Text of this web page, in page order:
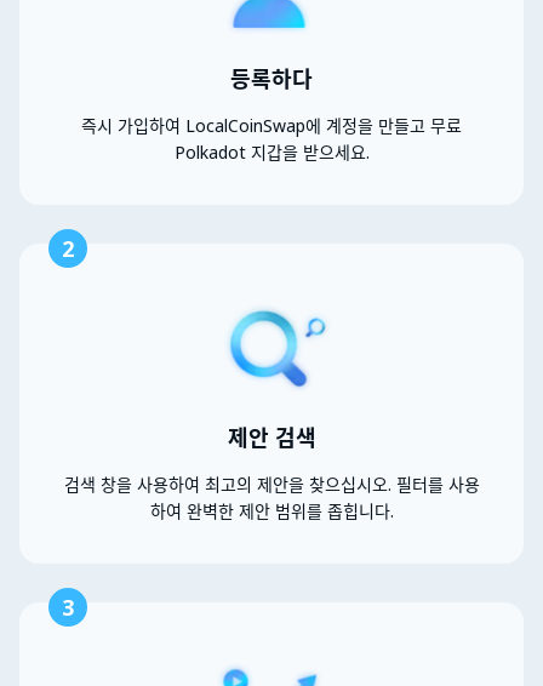
등록하다
즉시 가입하여 LocalCoinSwap에 계정을 만들고 무료
Polkadot 지갑을 받으세요.
2
제안 검색
검색 창을 사용하여 최고의 제안을 찾으십시오. 필터를 사용
하여 완벽한 제안 범위를 좁힙니다.
3